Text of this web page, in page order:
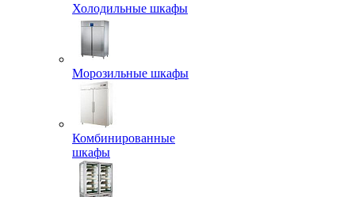
Холодильные шкафы
Морозильные шкафы
Комбинированные
шкафы